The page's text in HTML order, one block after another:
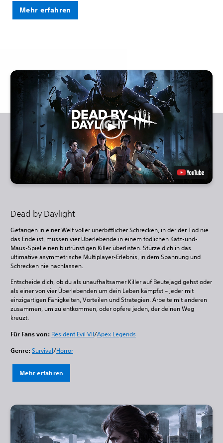
Mehr erfahren
Dead by Daylight
Gefangen in einer Welt voller unerbittlicher Schrecken, in der der Tod nie
das Ende ist, müssen vier Überlebende in einem tödlichen Katz-und-
Maus-Spiel einen blutrünstigen Killer überlisten. Stürze dich in das
ultimative asymmetrische Multiplayer-Erlebnis, in dem Spannung und
Schrecken nie nachlassen.
Entscheide dich, ob du als unaufhaltsamer Killer auf Beutejagd gehst oder
als einer von vier Überlebenden um dein Leben kämpfst – jeder mit
einzigartigen Fähigkeiten, Vorteilen und Strategien. Arbeite mit anderen
zusammen, um zu entkommen, oder opfere jeden, der deinen Weg
kreuzt.
Für Fans von: Resident Evil VII/Apex Legends
Genre: Survival/Horror
Mehr erfahren